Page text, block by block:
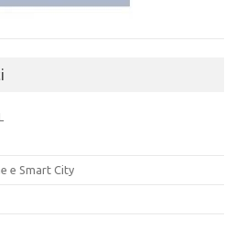
e Smart City